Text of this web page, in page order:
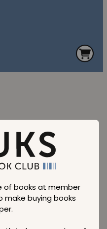
of books at member
make buying books